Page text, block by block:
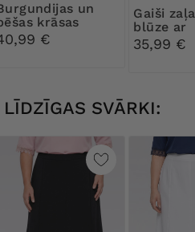
un
krāsas
raksta
€
Gaiši zaļa spīdīga
blūze ar
piespraudi
35,99 €
LĪDZĪGAS SVĀRKI: